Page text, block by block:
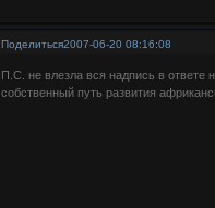
Поделиться2007-06-20 08:16:08
П.С. не влезла вся надпись в ответе
собственный путь развития